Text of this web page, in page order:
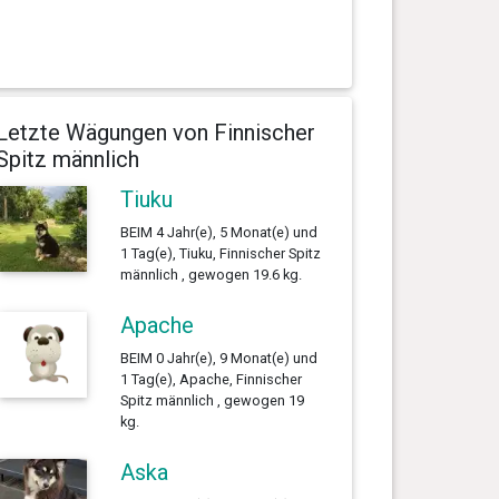
Wägungen von Finnischer
männlich
Tiuku
BEIM 4 Jahr(e), 5 Monat(e) und
1 Tag(e), Tiuku, Finnischer Spitz
männlich , gewogen 19.6 kg.
Apache
BEIM 0 Jahr(e), 9 Monat(e) und
1 Tag(e), Apache, Finnischer
Spitz männlich , gewogen 19
kg.
Aska